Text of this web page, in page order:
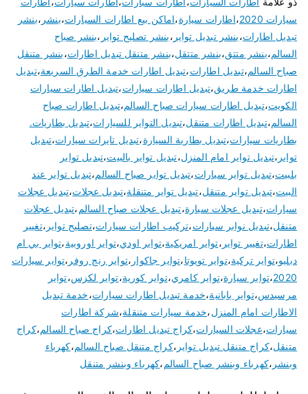
سيارات 2020
،اطارات سيارة،اماكن بيع اطارات السيارات،بنشر ،بنشر
تبديل اطارات،بنشر تبديل تواير ،بنشر تصليح تواير ،بنشر صباح
السالم،بنشر متتق،بنشر متتقل،بنشر متنقل تبديل اطارات،بنشر متنقل
صباح السالم،تبديل اطارات،تبديل اطارات خدمة الطرق السريعة،تبديل
اطارات خدمة طريق،تبديل اطارات سيارات،تبديل اطارات سيارات
الكويت،تبديل اطارات سيارات صباح السالم،تبديل اطارات صباح
السالم،تبديل اطارات متنقل،تبديل التواير للسيارات،تبديل بطاريات.
بطاريات سيارات،تبديل بطارية السيارة،تبديل تايرات سيارات،تبديل
تواير ،تبديل تواير امام المنزل،تبديل تواير بالبيت،تبديل تواير
بلبيت،تبديل تواير سيارات،تبديل تواير صباح السالم،تبديل تواير عند
البيت،تبديل تواير متنقل،تبديل تواير متنقلة،تبديل عجلات،تبديل عجلات
سيارات،تبديل عجلات سيارة،تبديل عجلات صباح السالم ،تبديل عجلات
متنقل،تبديل نوابر سيارات،تركيب اطارات سيارات،تصليح تواير ،تغيير
اطارات،تغيير تواير ،تواير امريكية،تواير اودي،تواير اوروبية،تواير بي ام
دبليو،تواير تركية،تواير تويوتا،تواير جاكوار ،تواير رنج روفر ،تواير سيارات
2020،تواير سيارة،تواير كامري،تواير كورية،تواير لكزس،تواير
مرسيدس،تواير يابانية،خدمة تبديل اطارات سيارات،خدمة تبديل
الاطارات امام المنزل،خدمة سيارات متنقلة،شركة اطارات
سيارات،عجلات السيارات،كراج تبديل اطارات،كراج صباح السالم،كراج
متنقل،كراج متنقل تبديل تواير ،كراج متنقل صباح السالم،كهرباء
وبنشر ،كهرباء وبنشر صباح السالم ،كهرباء وبنشر متنقل